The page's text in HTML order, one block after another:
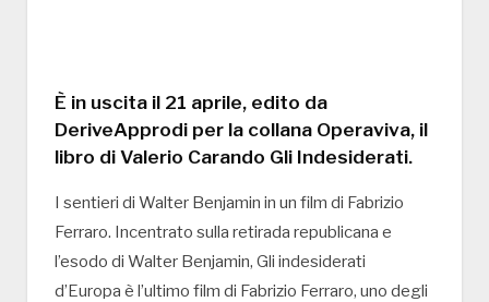
È in uscita il 21 aprile, edito da
DeriveApprodi per la collana Operaviva, il
libro di Valerio Carando Gli Indesiderati.
I sentieri di Walter Benjamin in un film di Fabrizio
Ferraro. Incentrato sulla retirada republicana e
l’esodo di Walter Benjamin, Gli indesiderati
d’Europa è l’ultimo film di Fabrizio Ferraro, uno degli